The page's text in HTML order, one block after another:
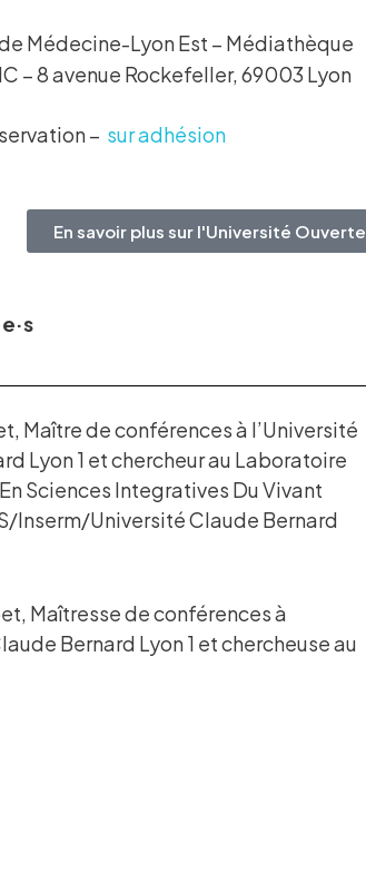
Médecine-Lyon Est – Médiathèque
– 8 avenue Rockefeller, 69003 Lyon
– sur adhésion
En savoir plus sur l'Université Ouverte
Maître de conférences à l’Université
Lyon 1 et chercheur au Laboratoire
Sciences Integratives Du Vivant
Inserm/Université Claude Bernard
Maîtresse de conférences à
Bernard Lyon 1 et chercheuse au